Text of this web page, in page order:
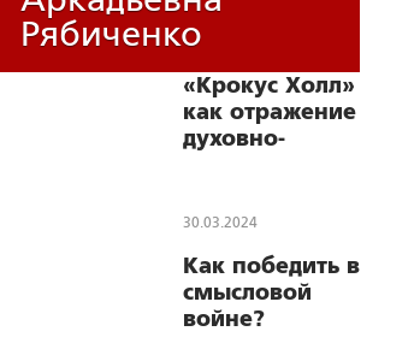
Рябиченко
«Крокус Холл»
как отражение
духовно-
общества
30.03.2024
Как победить в
смысловой
войне?